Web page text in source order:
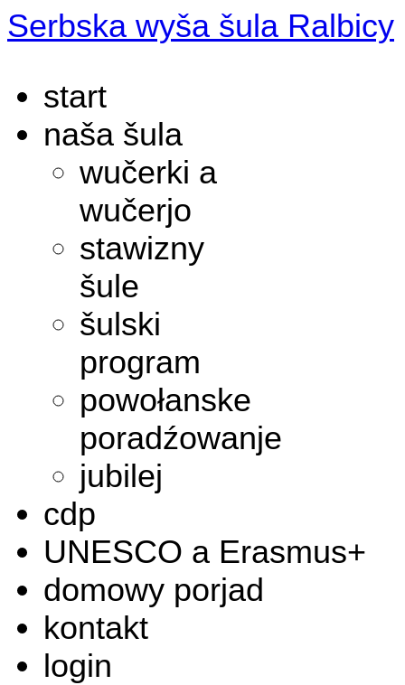
Serbska wyša šula Ralbicy
start
naša šula
wučerki a
wučerjo
stawizny
šule
šulski
program
powołanske
poradźowanje
jubilej
cdp
UNESCO a Erasmus+
domowy porjad
kontakt
login